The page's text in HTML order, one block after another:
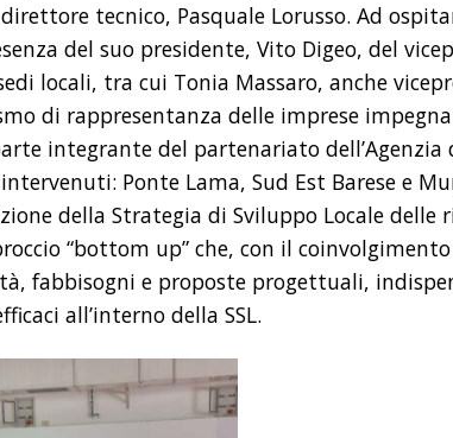
tecnico, Pasquale Lorusso. Ad
del suo presidente, Vito Digeo, del
locali, tra cui Tonia Massaro, anche
di rappresentanza delle imprese
integrante del partenariato dell’Agenzia
Ponte Lama, Sud Est Barese e
della Strategia di Sviluppo Locale delle
“bottom up” che, con il
fabbisogni e proposte progettuali,
all’interno della SSL.